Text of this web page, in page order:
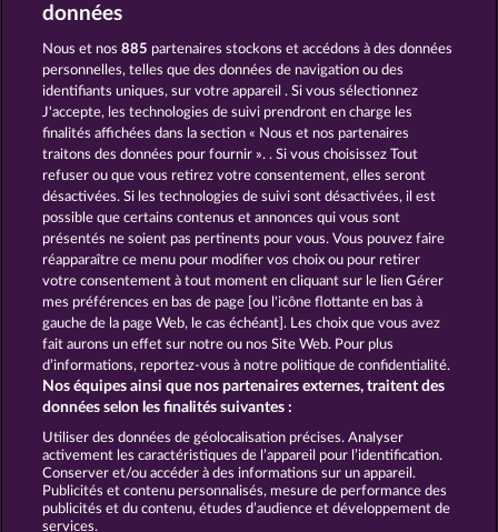
Blitz Coins Balthazar
Robin & his girl Mallorca Wilds
CGU
Politique de confidentialité et de cookies
Mentions légales Société
Envoyer la demande de rétractation
données
Nous et nos885 partenaires stockons et accédons à des données
personnelles, telles que des données de navigation ou des
identifiants uniques, sur votre appareil . Si vous sélectionnez
J'accepte, les technologies de suivi prendront en charge les
finalités affichées dans la section « Nous et nos partenaires
traitons des données pour fournir ». . Si vous choisissez Tout
refuser ou que vous retirez votre consentement, elles seront
désactivées. Si les technologies de suivi sont désactivées, il est
possible que certains contenus et annonces qui vous sont
présentés ne soient pas pertinents pour vous. Vous pouvez faire
réapparaître ce menu pour modifier vos choix ou pour retirer
votre consentement à tout moment en cliquant sur le lien Gérer
mes préférences en bas de page [ou l'icône flottante en bas à
gauche de la page Web, le cas échéant]. Les choix que vous avez
fait aurons un effet sur notre ou nos Site Web. Pour plus
d’informations, reportez-vous à notre politique de confidentialité.
Nos équipes ainsi que nos partenaires externes, traitent des
données selon les finalités suivantes :
Utiliser des données de géolocalisation précises. Analyser
activement les caractéristiques de l’appareil pour l’identification.
Conserver et/ou accéder à des informations sur un appareil.
Publicités et contenu personnalisés, mesure de performance des
publicités et du contenu, études d’audience et développement de
services.